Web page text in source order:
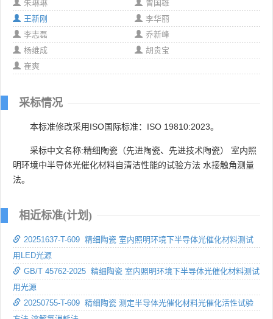
朱琳琳
曾国雄
王新刚
李华丽
李志磊
乔新峰
杨维成
胡贵宝
崔爽
采标情况
本标准修改采用ISO国际标准：ISO 19810:2023。
采标中文名称:精细陶瓷（先进陶瓷、先进技术陶瓷） 室内照
明环境中半导体光催化材料自清洁性能的试验方法 水接触角测量
法。
相近标准(计划)
20251637-T-609 精细陶瓷 室内照明环境下半导体光催化材料测试
用LED光源
GB/T 45762-2025 精细陶瓷 室内照明环境下半导体光催化材料测试
用光源
20250755-T-609 精细陶瓷 测定半导体光催化材料光催化活性试验